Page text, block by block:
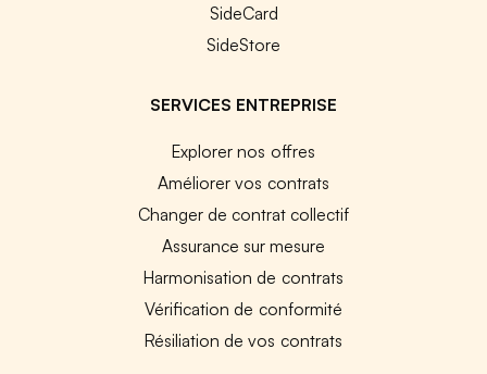
SideCard
SideStore
SERVICES ENTREPRISE
Explorer nos offres
Améliorer vos contrats
Changer de contrat collectif
Assurance sur mesure
Harmonisation de contrats
Vérification de conformité
Résiliation de vos contrats